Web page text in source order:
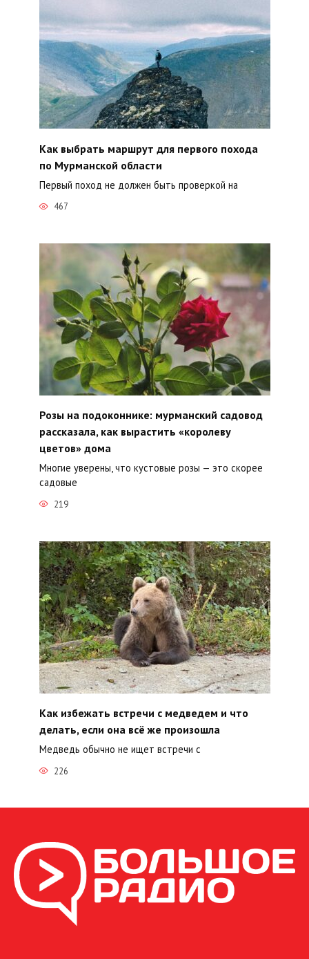
Как выбрать маршрут для первого похода
по Мурманской области
Первый поход не должен быть проверкой на
467
Розы на подоконнике: мурманский садовод
рассказала, как вырастить «королеву
цветов» дома
Многие уверены, что кустовые розы — это скорее
садовые
219
Как избежать встречи с медведем и что
делать, если она всё же произошла
Медведь обычно не ищет встречи с
226